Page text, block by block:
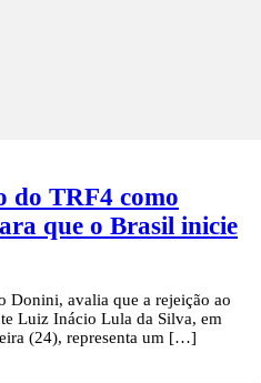
do TRF4 como
que o Brasil inicie
Donini, avalia que a rejeição ao
Luiz Inácio Lula da Silva, em
(24), representa um […]